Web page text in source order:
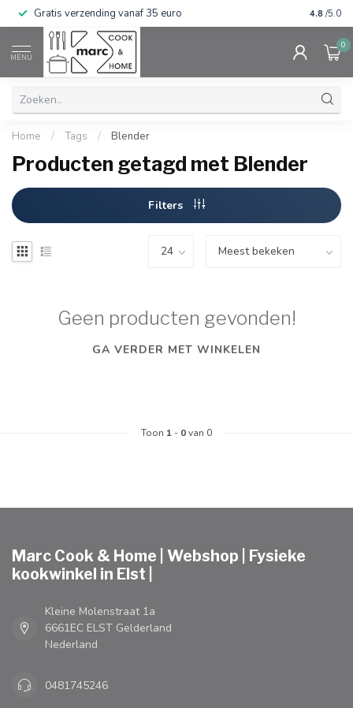
Gratis verzending vanaf 35 euro 4.8 /5.0
MENU
0
Home / Tags / Blender
Producten getagd met Blender
Filters
Geen producten gevonden!
GA VERDER MET WINKELEN
Toon 1 - 0van 0
Marc Cook & Home | Webshop | Fysieke
kookwinkel in Elst |
Kleine Molenstraat 1a
6661EC ELST Gelderland
Nederland
0481745246